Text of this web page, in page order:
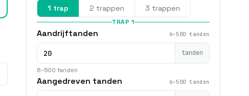
1 trap 2 trappen 3 trappen
TRAP 1
Aandrijftanden 6–500 tanden
tanden
6–500 tanden
Aangedreven tanden 6–500 tanden